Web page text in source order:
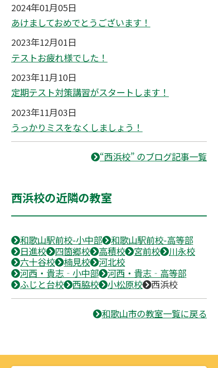
2024年01月05日
あけましておめでとうございます！
2023年12月01日
テストお疲れ様でした！
2023年11月10日
定期テスト対策講習がスタートします！
2023年11月03日
うっかりミスをなくしましょう！
“西浜校” のブログ記事一覧
西浜校の近隣の教室
和歌山駅前校-小中部
和歌山駅前校-高等部
日進校
四箇郷校 高積校 宮前校
川永校
六十谷校
楠見校
河北校
河西・貴志‐小中部
河西・貴志‐高等部
ふじと台校
西脇校 小松原校 西浜校
和歌山市の教室一覧に戻る